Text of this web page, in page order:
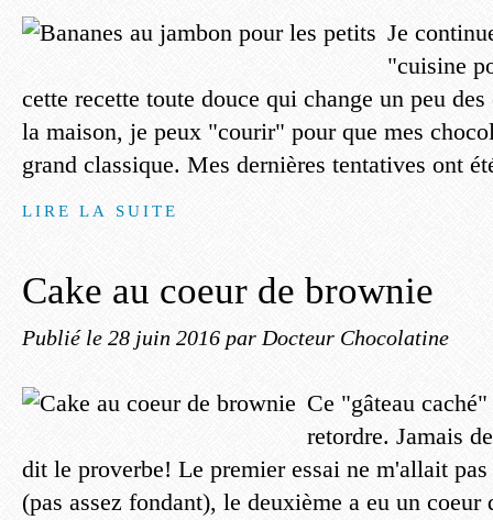
Je
"cuisine
cette recette toute douce qui change un peu
la maison, je peux "courir" pour que mes
grand classique. Mes dernières tentatives ont
LIRE LA SUITE
Cake au coeur de brownie
Publié le 28 juin 2016 par Docteur Chocolatine
Ce "gâteau
retordre. Jamais
dit le proverbe! Le premier essai ne m'allait
(pas assez fondant), le deuxième a eu un coeur